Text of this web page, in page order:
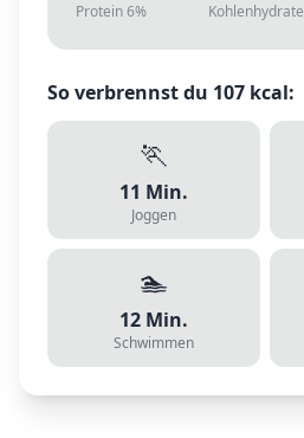
Protein6% Kohlenhydrate
So verbrennst du 107 kcal:
🏃
11 Min.
Joggen
🏊
12 Min.
Schwimmen